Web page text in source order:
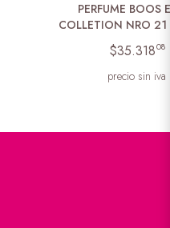
PERFUME BOOS
COLLETION NRO
$35.31808
precio sin iva